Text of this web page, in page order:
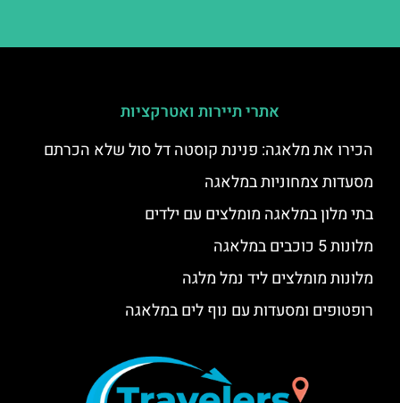
אתרי תיירות ואטרקציות
הכירו את מלאגה: פנינת קוסטה דל סול שלא הכרתם
מסעדות צמחוניות במלאגה
בתי מלון במלאגה מומלצים עם ילדים
מלונות 5 כוכבים במלאגה
מלונות מומלצים ליד נמל מלגה
רופטופים ומסעדות עם נוף לים במלאגה